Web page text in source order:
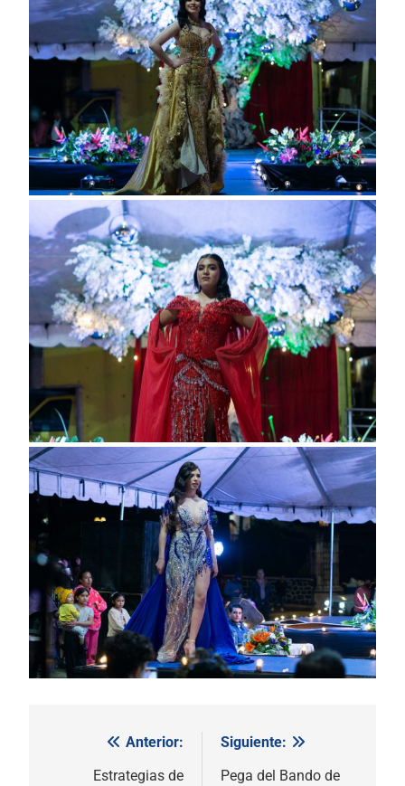
Navegación
Anterior:
Estrategias de
Siguiente:
Pega del Bando de